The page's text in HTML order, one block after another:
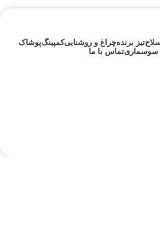
تیز برندهچراغ و روشناییکمپینگپوشاک
سوسماریتماس با ما